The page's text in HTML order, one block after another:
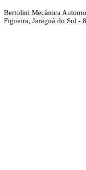
Bertolini Mecânica
Figueira, Jaraguá do Sul -